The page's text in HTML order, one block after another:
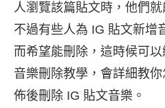
人瀏覽該篇貼文時，他們
不過有些人為 IG 貼文新增
而希望能刪除，這時候可
音樂刪除教學，會詳細教
佈後刪除 IG 貼文音樂。